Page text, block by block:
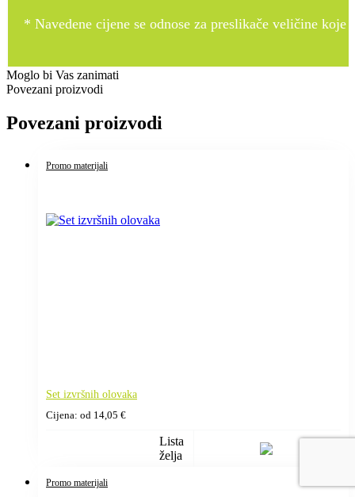
* Navedene cijene se odnose za preslikače veličine
Moglo bi Vas zanimati
Povezani proizvodi
Povezani proizvodi
Promo materijali
Set izvršnih olovaka
Cijena: od 14,05 €
Lista
želja
Promo materijali